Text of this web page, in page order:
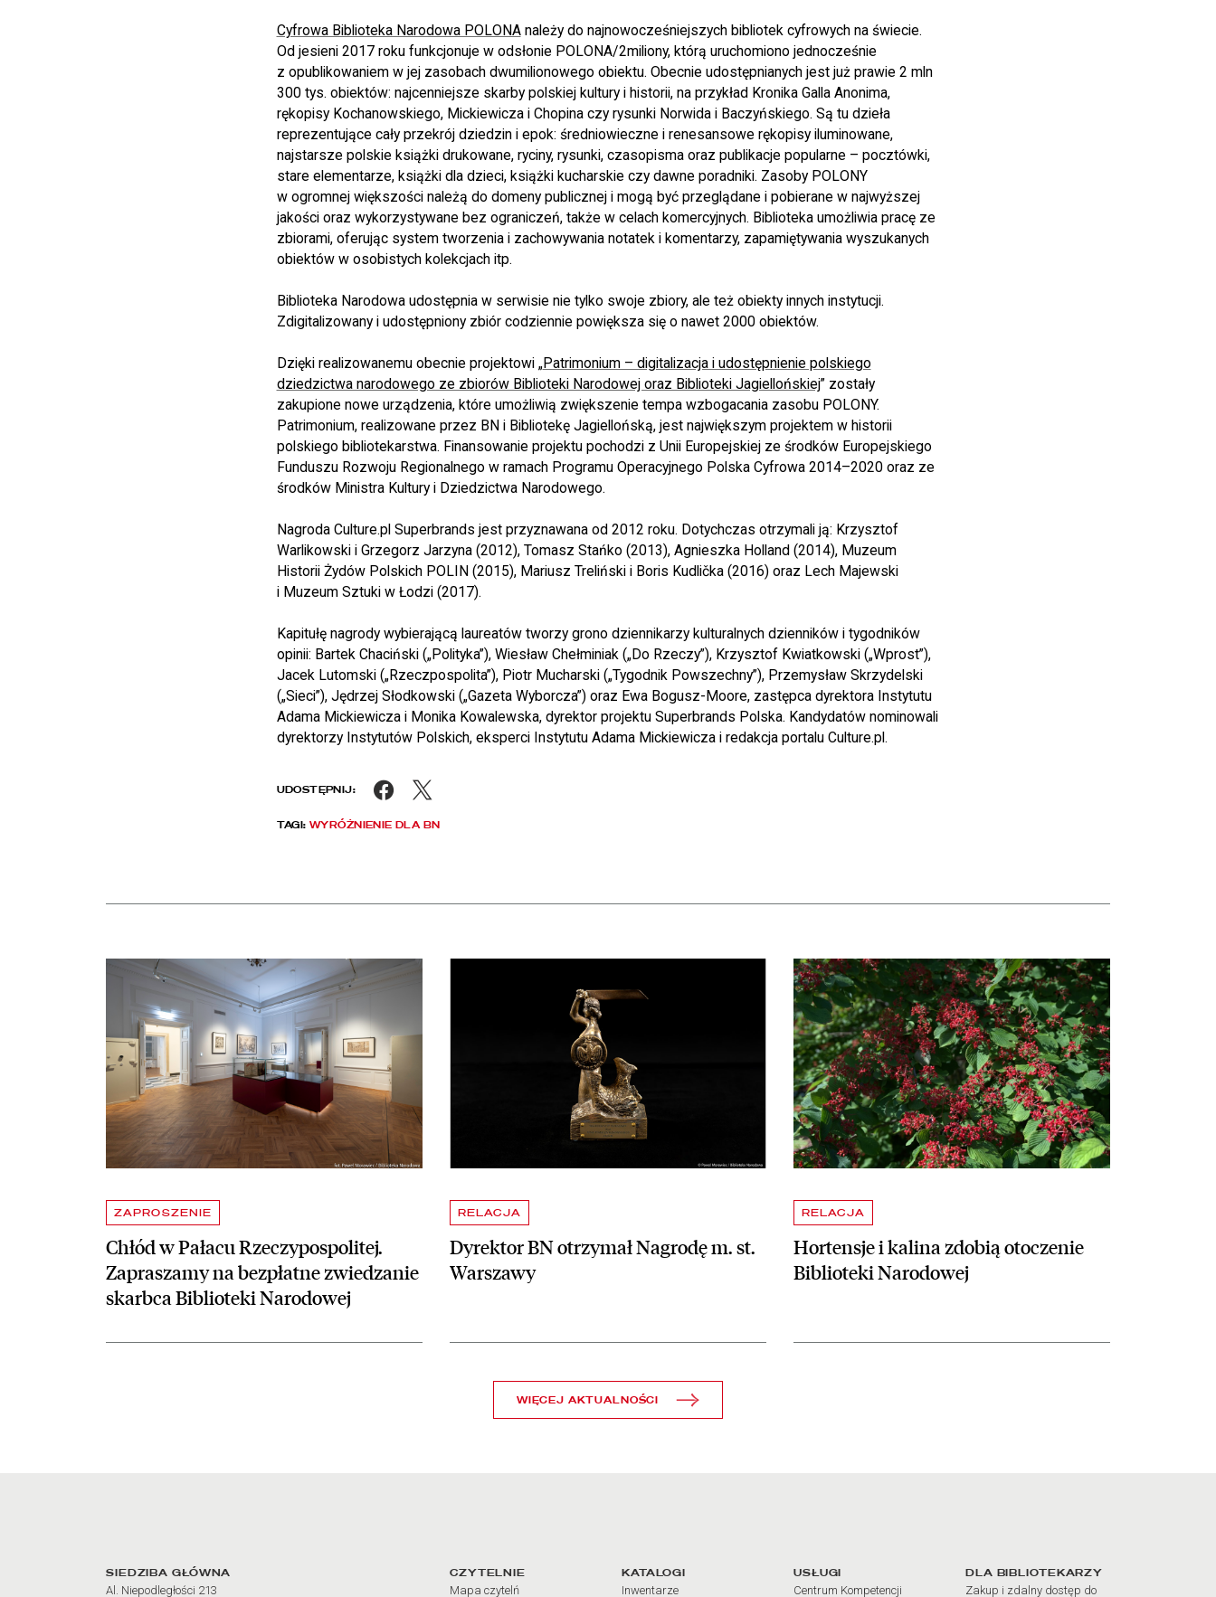
Cyfrowa Biblioteka Narodowa POLONAnależy do najnowocześniejszych bibliotek cyfrowych na świecie.
Od jesieni 2017 roku funkcjonuje w odsłonie POLONA/2miliony, którą uruchomiono jednocześnie
z opublikowaniem w jej zasobach dwumilionowego obiektu. Obecnie udostępnianych jest już prawie 2 mln
300 tys. obiektów: najcenniejsze skarby polskiej kultury i historii, na przykład Kronika Galla Anonima,
rękopisy Kochanowskiego, Mickiewicza i Chopina czy rysunki Norwida i Baczyńskiego. Są tu dzieła
reprezentujące cały przekrój dziedzin i epok: średniowieczne i renesansowe rękopisy iluminowane,
najstarsze polskie książki drukowane, ryciny, rysunki, czasopisma oraz publikacje popularne – pocztówki,
stare elementarze, książki dla dzieci, książki kucharskie czy dawne poradniki. Zasoby POLONY
w ogromnej większości należą do domeny publicznej i mogą być przeglądane i pobierane w najwyższej
jakości oraz wykorzystywane bez ograniczeń, także w celach komercyjnych. Biblioteka umożliwia pracę ze
zbiorami, oferując system tworzenia i zachowywania notatek i komentarzy, zapamiętywania wyszukanych
obiektów w osobistych kolekcjach itp.
Biblioteka Narodowa udostępnia w serwisie nie tylko swoje zbiory, ale też obiekty innych instytucji.
Zdigitalizowany i udostępniony zbiór codziennie powiększa się o nawet 2000 obiektów.
Dzięki realizowanemu obecnie projektowi „Patrimonium – digitalizacja i udostępnienie polskiego
dziedzictwa narodowego ze zbiorów Biblioteki Narodowej oraz Biblioteki Jagiellońskiej” zostały
zakupione nowe urządzenia, które umożliwią zwiększenie tempa wzbogacania zasobu POLONY.
Patrimonium, realizowane przez BN i Bibliotekę Jagiellońską, jest największym projektem w historii
polskiego bibliotekarstwa. Finansowanie projektu pochodzi z Unii Europejskiej ze środków Europejskiego
Funduszu Rozwoju Regionalnego w ramach Programu Operacyjnego Polska Cyfrowa 2014–2020 oraz ze
środków Ministra Kultury i Dziedzictwa Narodowego.
Nagroda Culture.pl Superbrands jest przyznawana od 2012 roku. Dotychczas otrzymali ją: Krzysztof
Warlikowski i Grzegorz Jarzyna (2012), Tomasz Stańko (2013), Agnieszka Holland (2014), Muzeum
Historii Żydów Polskich POLIN (2015), Mariusz Treliński i Boris Kudlička (2016) oraz Lech Majewski
i Muzeum Sztuki w Łodzi (2017).
Kapitułę nagrody wybierającą laureatów tworzy grono dziennikarzy kulturalnych dzienników i tygodników
opinii: Bartek Chaciński („Polityka”), Wiesław Chełminiak („Do Rzeczy”), Krzysztof Kwiatkowski („Wprost”),
Jacek Lutomski („Rzeczpospolita”), Piotr Mucharski („Tygodnik Powszechny”), Przemysław Skrzydelski
(„Sieci”), Jędrzej Słodkowski („Gazeta Wyborcza”) oraz Ewa Bogusz-Moore, zastępca dyrektora Instytutu
Adama Mickiewicza i Monika Kowalewska, dyrektor projektu Superbrands Polska. Kandydatów nominowali
dyrektorzy Instytutów Polskich, eksperci Instytutu Adama Mickiewicza i redakcja portalu Culture.pl.
UDOSTĘPNIJ: Facebook
TAGI:WYRÓŻNIENIE DLA BN
Aktualności
ZAPROSZENIE
Chłód w Pałacu Rzeczypospolitej.
Zapraszamy na bezpłatne zwiedzanie
skarbca Biblioteki Narodowej
czytaj więcej o Chłód w Pałacu Rzeczypospolitej. Zapraszamy na bezpłatne zwiedzanie skarbca Biblioteki Narodowej
RELACJA
Dyrektor BN otrzymał Nagrodę m. st.
Warszawy
czytaj więcej o Dyrektor BN otrzymał Nagrodę m. st. Warszawy
RELACJA
Hortensje i kalina zdobią otoczenie
Biblioteki Narodowej
czytaj więcej o Hortensje i kalina zdobią otoczenie Biblioteki Narodowej
WIĘCEJ AKTUALNOŚCI
Adres oraz godziny otwarcia
SIEDZIBA GŁÓWNA
Al. Niepodległości 213 Linki do najważniejszych działów
CZYTELNIE
Mapa czytelń
KATALOGI
Inwentarze
USŁUGI
Centrum Kompetencji
DLA BIBLIOTEKARZY
Zakup i zdalny dostęp do